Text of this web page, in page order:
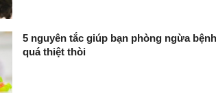
5 nguyên tắc giúp bạn phòng ngừa
quá thiệt thòi